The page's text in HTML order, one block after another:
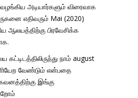
அடியார்களும் விரைவாக
எதிவரும் Mai (2020)
ஆலயத்திற்கு பிரவேசிக்க
நாம் august
வேண்டும் என்பதை
இங்கு